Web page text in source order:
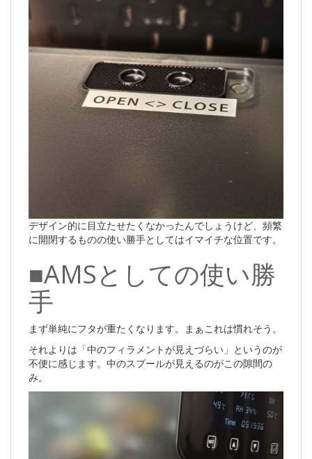
デザイン的に目立たせたくなかったんでしょうけど、頻繁
に開閉するものの使い勝手としてはイマイチな位置です。
■AMSとしての使い勝
手
まず単純にフタが重たくなります。まぁこれは慣れそう。
それよりは「中のフィラメントが見えづらい」というのが
不便に感じます。中のスプールが見えるのがこの隙間の
み。